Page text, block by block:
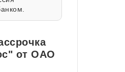
от ОАО